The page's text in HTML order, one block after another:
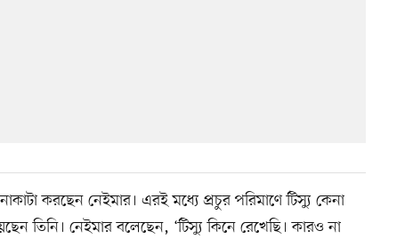
করছেন নেইমার। এরই মধ্যে প্রচুর পরিমাণে টিস্যু কেনা
তিনি। নেইমার বলেছেন, ‘টিস্যু কিনে রেখেছি। কারও না